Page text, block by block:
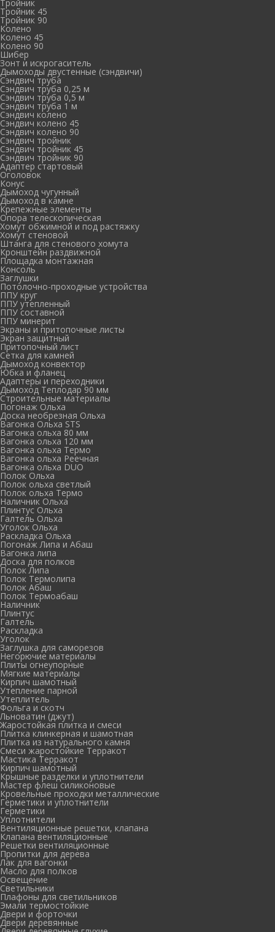
Тройник
Тройник 45
Тройник 90
Колено
Колено 45
Колено 90
Шибер
Зонт и искрогаситель
Дымоходы двустенные (сэндвичи)
Сэндвич труба
Сэндвич труба 0,25 м
Сэндвич труба 0,5 м
Сэндвич труба 1 м
Сэндвич колено
Сэндвич колено 45
Сэндвич колено 90
Сэндвич тройник
Сэндвич тройник 45
Сэндвич тройник 90
Адаптер стартовый
Оголовок
Конус
Дымоход чугунный
Дымоход в камне
Крепежные элементы
Опора телескопическая
Хомут обжимной и под растяжку
Хомут стеновой
Штанга для стенового хомута
Кронштейн раздвижной
Площадка монтажная
Консоль
Заглушки
Потолочно-проходные устройства
ППУ круг
ППУ утепленный
ППУ составной
ППУ минерит
Экраны и притопочные листы
Экран защитный
Притопочный лист
Сетка для камней
Дымоход конвектор
Юбка и фланец
Адаптеры и переходники
Дымоход Теплодар 90 мм
Cтроительные материалы
Погонаж Ольха
Доска необрезная Ольха
Вагонка Ольха STS
Вагонка ольха 80 мм
Вагонка ольха 120 мм
Вагонка ольха Термо
Вагонка ольха Реечная
Вагонка ольха DUO
Полок Ольха
Полок ольха светлый
Полок ольха Термо
Наличник Ольха
Плинтус Ольха
Галтель Ольха
Уголок Ольха
Раскладка Ольха
Погонаж Липа и Абаш
Вагонка липа
Доска для полков
Полок Липа
Полок Термолипа
Полок Абаш
Полок Термоабаш
Наличник
Плинтус
Галтель
Раскладка
Уголок
Заглушка для саморезов
Негорючие материалы
Плиты огнеупорные
Мягкие материалы
Кирпич шамотный
Утепление парной
Утеплитель
Фольга и скотч
Льноватин (джут)
Жаростойкая плитка и смеси
Плитка клинкерная и шамотная
Плитка из натурального камня
Смеси жаростойкие Терракот
Мастика Терракот
Кирпич шамотный
Крышные разделки и уплотнители
Мастер флеш силиконовые
Кровельные проходки металлические
Герметики и уплотнители
Герметики
Уплотнители
Вентиляционные решетки, клапана
Клапана вентиляционные
Решетки вентиляционные
Пропитки для дерева
Лак для вагонки
Масло для полков
Освещение
Светильники
Плафоны для светильников
Эмали термостойкие
Двери и форточки
Двери деревянные